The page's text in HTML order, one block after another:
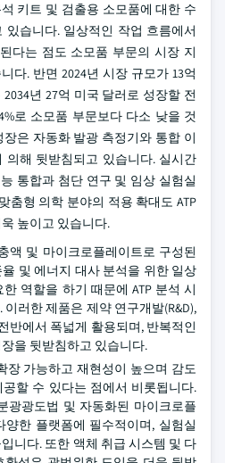
키트 및 검출용 소모품에 대한 수
습니다. 일상적인 작업 흐름에서
다는 점도 소모품 부문의 시장 지
다. 반면 2024년 시장 규모가 13억
년 27억 미국 달러로 성장할 전
로 소모품 부문보다 다소 낮을 것
은 자동화 발광 측정기와 통합 이
의해 뒷받침되고 있습니다. 실시간
통합과 첨단 연구 및 임상 실험실
춤형 의학 분야의 적용 확대도 ATP
높이고 있습니다.
액 및 마이크로플레이트로 구성된
및 에너지 대사 분석을 위한 일상
역할을 하기 때문에 ATP 분석 시
러한 제품은 제약 연구개발(R&D),
반에서 폭넓게 활용되며, 반복적인
을 뒷받침하고 있습니다.
장 가능하고 재현성이 높으며 감도
공할 수 있다는 점에서 비롯됩니다.
광광도법 및 자동화된 마이크로플
한 플랫폼에 필수적이며, 실험실
니다. 또한 액체 취급 시스템 및 다